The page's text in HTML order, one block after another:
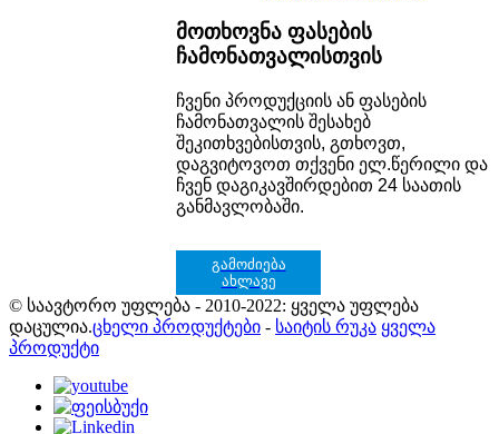
მოთხოვნა ფასების
ჩამონათვალისთვის
ჩვენი პროდუქციის ან ფასების
ჩამონათვალის შესახებ
შეკითხვებისთვის, გთხოვთ,
დაგვიტოვოთ თქვენი ელ.წერილი და
ჩვენ დაგიკავშირდებით 24 საათის
განმავლობაში.
გამოძიება
ახლავე
© საავტორო უფლება - 2010-2022: ყველა უფლება
დაცულია.ცხელი პროდუქტები - საიტის რუკა ყველა
პროდუქტი